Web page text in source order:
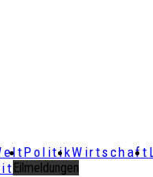
PolitikWirtschaft
Eilmeldungen